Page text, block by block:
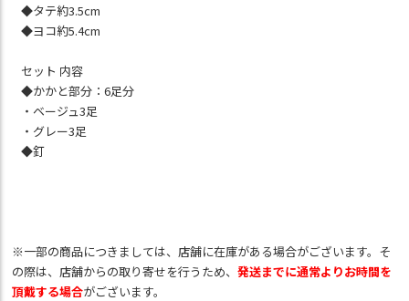
◆タテ約3.5cm
◆ヨコ約5.4cm
セット 内容
◆かかと部分：6足分
・ベージュ3足
・グレー3足
◆釘
※一部の商品につきましては、店舗に在庫がある場合がございます。そ
の際は、店舗からの取り寄せを行うため、発送までに通常よりお時間を
頂戴する場合がございます。